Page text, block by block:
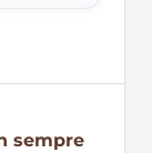
sempre